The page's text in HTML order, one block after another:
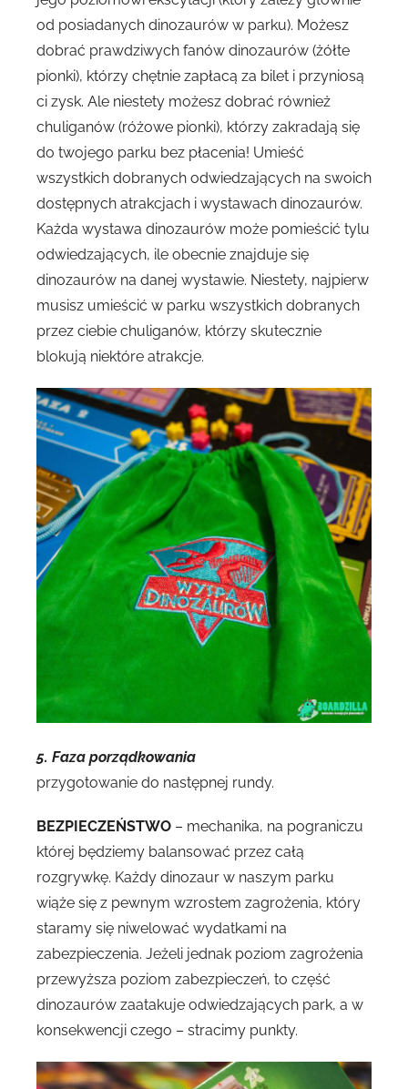
od posiadanych dinozaurów w parku). Możesz
dobrać prawdziwych fanów dinozaurów (żółte
pionki), którzy chętnie zapłacą za bilet i przyniosą
ci zysk. Ale niestety możesz dobrać również
chuliganów (różowe pionki), którzy zakradają się
do twojego parku bez płacenia! Umieść
wszystkich dobranych odwiedzających na swoich
dostępnych atrakcjach i wystawach dinozaurów.
Każda wystawa dinozaurów może pomieścić tylu
odwiedzających, ile obecnie znajduje się
dinozaurów na danej wystawie. Niestety, najpierw
musisz umieścić w parku wszystkich dobranych
przez ciebie chuliganów, którzy skutecznie
blokują niektóre atrakcje.
5. Faza porządkowania
przygotowanie do następnej rundy.
BEZPIECZEŃSTWO – mechanika, na pograniczu
której będziemy balansować przez całą
rozgrywkę. Każdy dinozaur w naszym parku
wiąże się z pewnym wzrostem zagrożenia, który
staramy się niwelować wydatkami na
zabezpieczenia. Jeżeli jednak poziom zagrożenia
przewyższa poziom zabezpieczeń, to część
dinozaurów zaatakuje odwiedzających park, a w
konsekwencji czego – stracimy punkty.